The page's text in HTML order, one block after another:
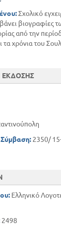
Σχολικό
βιογραφίες
από την
τα χρόνια του
ΕΚΔΟΣΗΣ
2350/
Ελληνικό
2498